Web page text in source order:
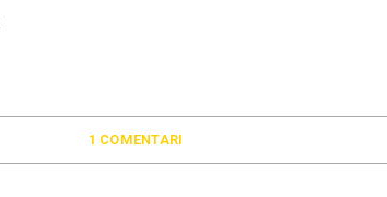
1 COMENTARI